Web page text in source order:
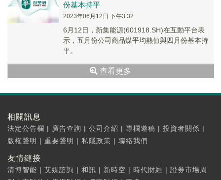
份基本持平
2023年06月12日 下午3:32
6月12日，新集能源(601918.SH)在互動平台表
示，五月份公司商品煤平均熱值與四月份基本持
平。
查看更多
相關訊息
法定公告欄 | 廣告查詢 | 公司介紹 | 專欄邀稿 | 投資者關係 |
版權聲明 | 重要聲明 | 私隱政策 | 聯絡我們
友情鏈接
清博智能 | 艾媒諮詢 | 和訊 | 新時空 | 時代財經 | 證券市場周